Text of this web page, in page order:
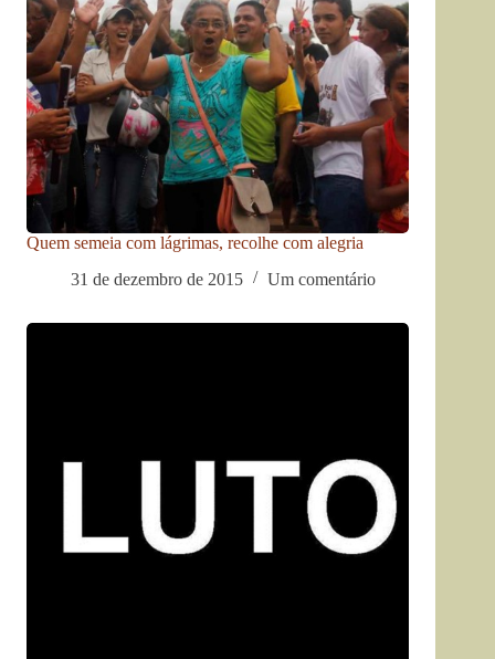
Quem semeia com lágrimas, recolhe com alegria
31 de dezembro de 2015
Um comentário